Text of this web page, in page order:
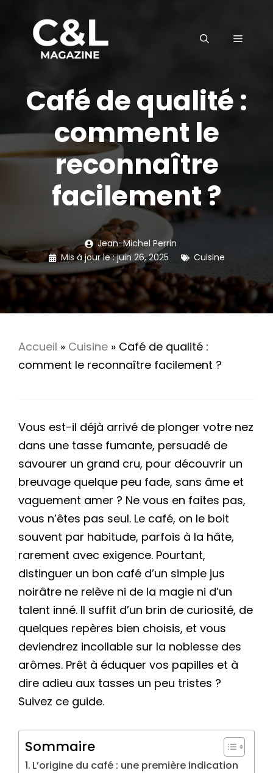
contenu
MENU
Café de qualité :
comment le
reconnaître
facilement ?
Jean-Michel Perrin
Mis à jour le :juin 26, 2025 Cuisine
Accueil » Cuisine » Café de qualité :
comment le reconnaître facilement ?
Vous est-il déjà arrivé de plonger votre nez
dans une tasse fumante, persuadé de
savourer un grand cru, pour découvrir un
breuvage quelque peu fade, sans âme et
vaguement amer ? Ne vous en faites pas,
vous n’êtes pas seul. Le café, on le boit
souvent par habitude, parfois à la hâte,
rarement avec exigence. Pourtant,
distinguer un bon café d’un simple jus
noirâtre ne relève ni de la magie ni d’un
talent inné. Il suffit d’un brin de curiosité, de
quelques repères bien choisis, et vous
deviendrez incollable sur la noblesse des
arômes. Prêt à éduquer vos papilles et à
dire adieu aux tasses un peu tristes ?
Suivez ce guide.
Sommaire
L’origine du café : une première indication